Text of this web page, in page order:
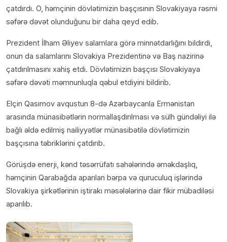
çatdırdı. O, həmçinin dövlətimizin başçısının Slovakiyaya rəsmi
səfərə dəvət olunduğunu bir daha qeyd edib.
Prezident İlham Əliyev salamlara görə minnətdarlığını bildirdi,
onun da salamlarını Slovakiya Prezidentinə və Baş nazirinə
çatdırılmasını xahiş etdi. Dövlətimizin başçısı Slovakiyaya
səfərə dəvəti məmnunluqla qəbul etdiyini bildirib.
Elçin Qasımov avqustun 8-də Azərbaycanla Ermənistan
arasında münasibətlərin normallaşdırılması və sülh gündəliyi ilə
bağlı əldə edilmiş nailiyyətlər münasibətilə dövlətimizin
başçısına təbriklərini çatdırıb.
Görüşdə enerji, kənd təsərrüfatı sahələrində əməkdaşlıq,
həmçinin Qarabağda aparılan bərpa və quruculuq işlərində
Slovakiya şirkətlərinin iştirakı məsələlərinə dair fikir mübadiləsi
aparılıb.